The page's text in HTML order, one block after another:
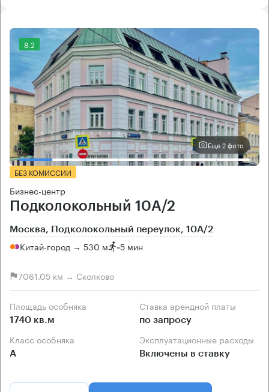
8.2
Еще 2 фото
БЕЗ КОМИССИИ
Бизнес-центр
Подколокольный 10А/2
Москва, Подколокольный переулок, 10А/2
Китай-город → 530 м ~5 мин
7061.05 км → Сколково
Площадь особняка
1740 кв.м
Ставка арендной платы
по запросу
Класс особняка
А
Эксплуатационные расходы
Включены в ставку